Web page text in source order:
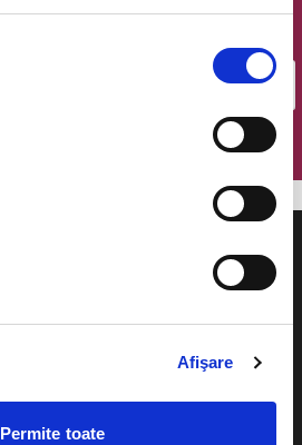
Afişare
Permite toate
Cum comand bilete?